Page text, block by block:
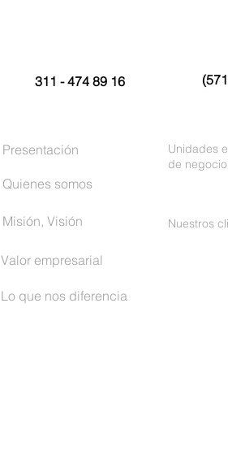
311 - 474 89 16
Presentación
Quienes somos
Misión, Visión
Valor empresarial
Lo que nos diferencia
Unidades
de negocio
Nuestros